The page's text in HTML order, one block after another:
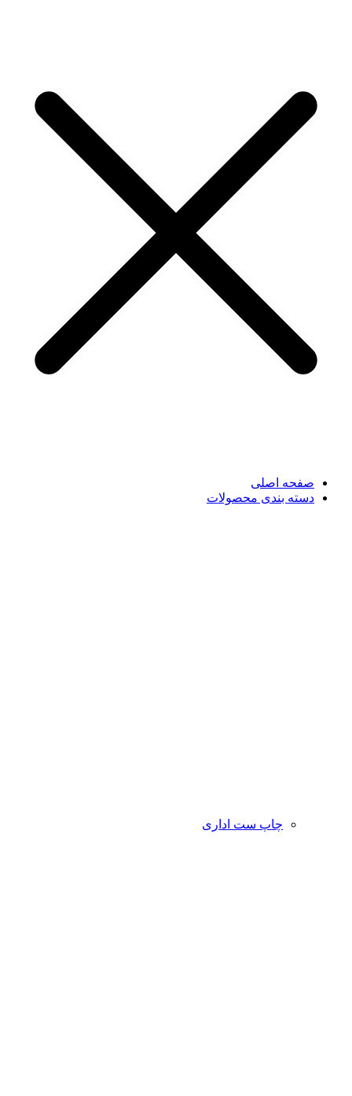
صفحه اصلی
دسته بندی محصولات
چاپ ست اداری